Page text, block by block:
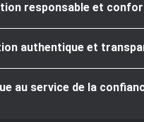
responsable et
authentique et
au service de la